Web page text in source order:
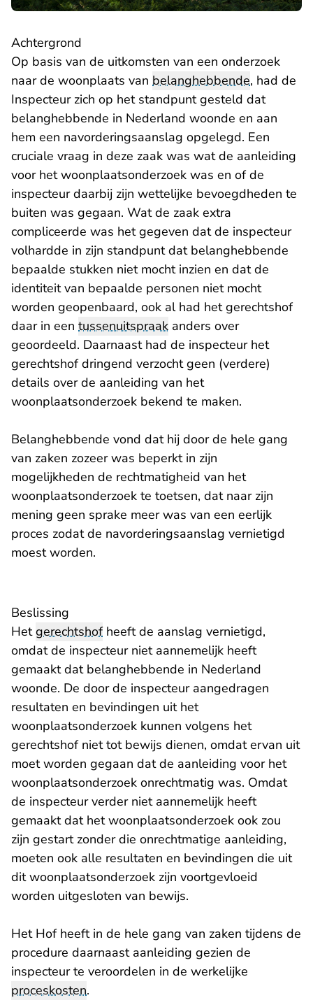
Achtergrond
Op basis van de uitkomsten van een onderzoek
naar de woonplaats van belanghebbende, had de
Inspecteur zich op het standpunt gesteld dat
belanghebbende in Nederland woonde en aan
hem een navorderingsaanslag opgelegd. Een
cruciale vraag in deze zaak was wat de aanleiding
voor het woonplaatsonderzoek was en of de
inspecteur daarbij zijn wettelijke bevoegdheden te
buiten was gegaan. Wat de zaak extra
compliceerde was het gegeven dat de inspecteur
volhardde in zijn standpunt dat belanghebbende
bepaalde stukken niet mocht inzien en dat de
identiteit van bepaalde personen niet mocht
worden geopenbaard, ook al had het gerechtshof
daar in een tussenuitspraak anders over
geoordeeld. Daarnaast had de inspecteur het
gerechtshof dringend verzocht geen (verdere)
details over de aanleiding van het
woonplaatsonderzoek bekend te maken.
Belanghebbende vond dat hij door de hele gang
van zaken zozeer was beperkt in zijn
mogelijkheden de rechtmatigheid van het
woonplaatsonderzoek te toetsen, dat naar zijn
mening geen sprake meer was van een eerlijk
proces zodat de navorderingsaanslag vernietigd
moest worden.
Beslissing
Hetgerechtshofheeft de aanslag vernietigd,
omdat de inspecteur niet aannemelijk heeft
gemaakt dat belanghebbende in Nederland
woonde. De door de inspecteur aangedragen
resultaten en bevindingen uit het
woonplaatsonderzoek kunnen volgens het
gerechtshof niet tot bewijs dienen, omdat ervan uit
moet worden gegaan dat de aanleiding voor het
woonplaatsonderzoek onrechtmatig was. Omdat
de inspecteur verder niet aannemelijk heeft
gemaakt dat het woonplaatsonderzoek ook zou
zijn gestart zonder die onrechtmatige aanleiding,
moeten ook alle resultaten en bevindingen die uit
dit woonplaatsonderzoek zijn voortgevloeid
worden uitgesloten van bewijs.
Het Hof heeft in de hele gang van zaken tijdens de
procedure daarnaast aanleiding gezien de
inspecteur te veroordelen in de werkelijke
proceskosten.